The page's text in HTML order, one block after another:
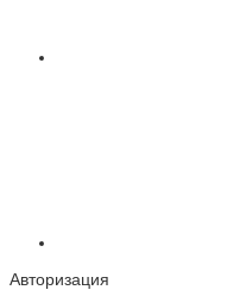
Авторизация